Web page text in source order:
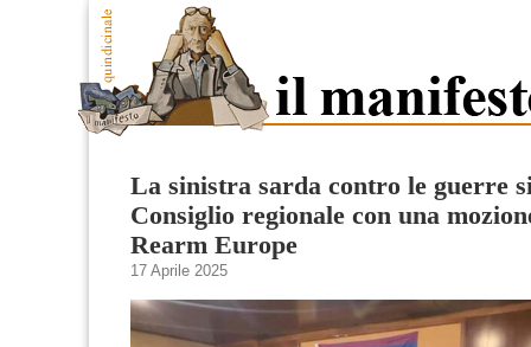
La sinistra sarda contro le guerre
Consiglio regionale con una
Rearm Europe
17 Aprile 2025